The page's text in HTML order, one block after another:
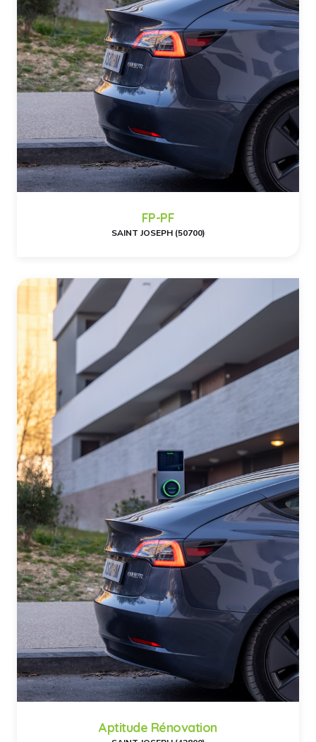
FP-PF
SAINT JOSEPH (50700)
Aptitude Rénovation